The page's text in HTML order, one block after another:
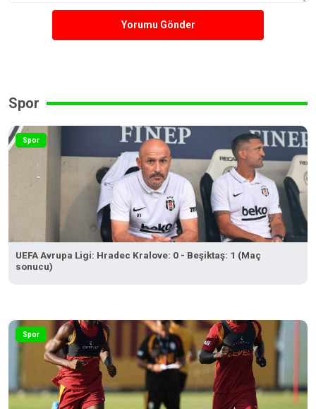
Yorumu Gönder
Spor
Spor
UEFA Avrupa Ligi: Hradec Kralove: 0 - Beşiktaş: 1 (Maç
sonucu)
Spor